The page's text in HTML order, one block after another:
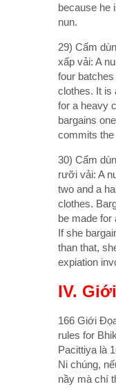
because he
nun.
29) Cấm
xấp vải: A
four
clothes. It is
for a heavy
bargains
commits the
30) Cấm
rưỡi vải: A
two and a
clothes.
be made for
If she
than that,
expiation
IV.
166 Giới
rules for
Pacittiya là
Ni chúng,
nầy mà chí